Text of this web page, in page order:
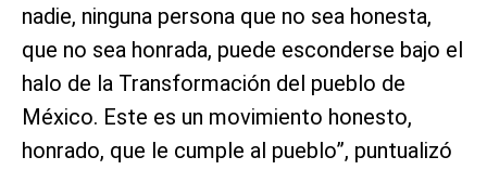
nadie, ninguna persona que no sea honesta,
que no sea honrada, puede esconderse bajo el
halo de la Transformación del pueblo de
México. Este es un movimiento honesto,
honrado, que le cumple al pueblo”, puntualizó